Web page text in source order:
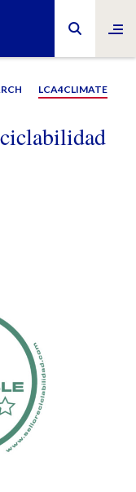
LCA4CLIMATE